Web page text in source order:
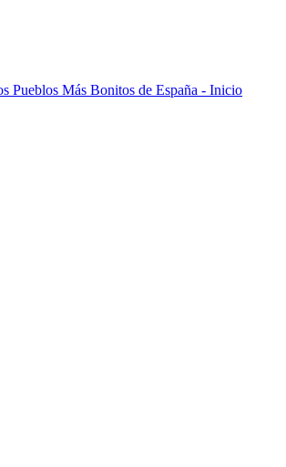
Pueblos Más Bonitos de España - Inicio